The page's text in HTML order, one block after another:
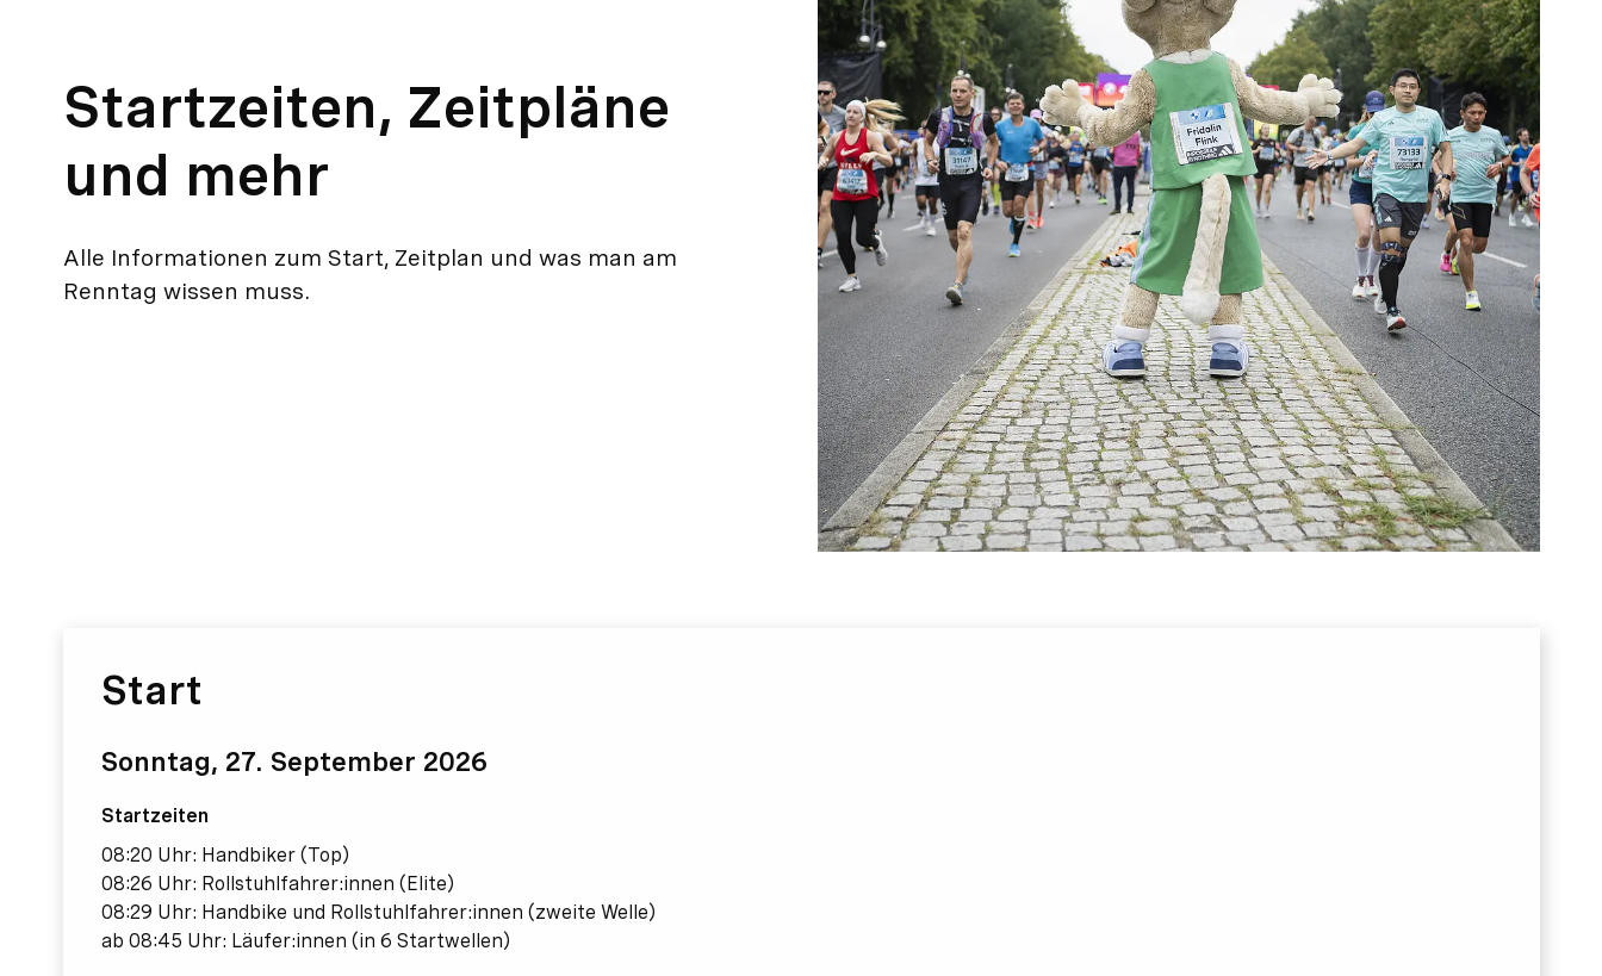
Startzeiten, Zeitpläne
und mehr
Alle Informationen zum Start, Zeitplan und was man am
Renntag wissen muss.
Start
Sonntag, 27. September 2026
Startzeiten
08:20 Uhr: Handbiker (Top)
08:26 Uhr: Rollstuhlfahrer:innen (Elite)
08:29 Uhr: Handbike und Rollstuhlfahrer:innen (zweite Welle)
ab 08:45 Uhr: Läufer:innen (in 6 Startwellen)